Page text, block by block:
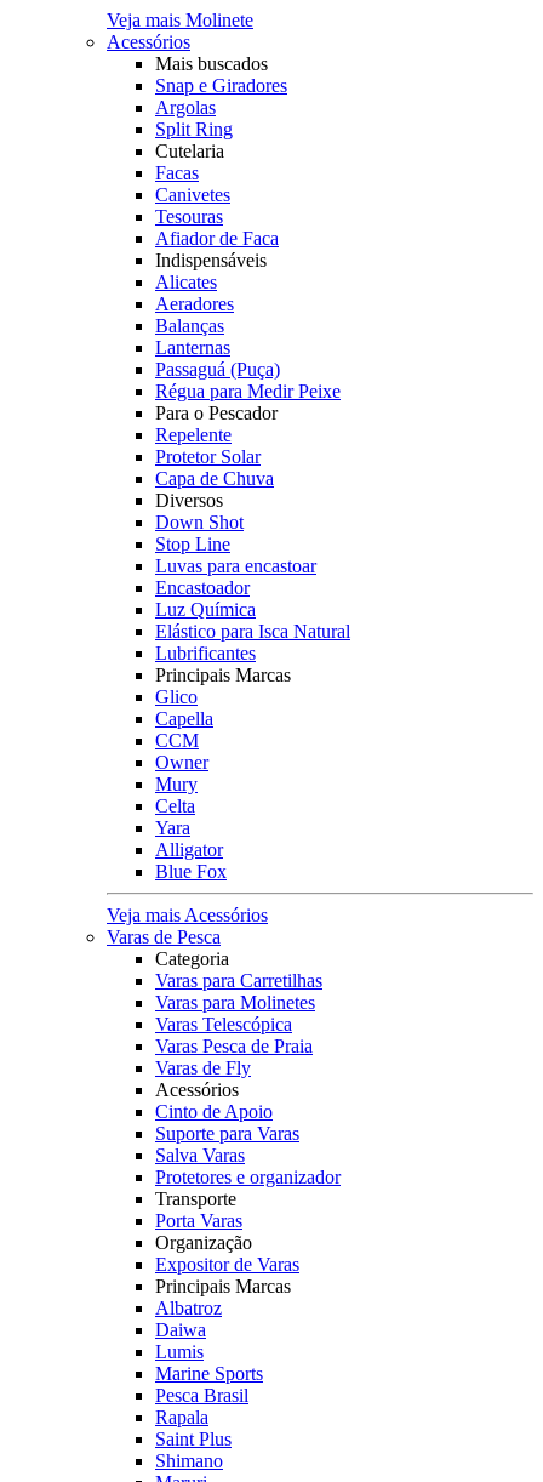
Veja mais Molinete
Acessórios
Mais buscados
Snap e Giradores
Argolas
Split Ring
Cutelaria
Facas
Canivetes
Tesouras
Afiador de Faca
Indispensáveis
Alicates
Aeradores
Balanças
Lanternas
Passaguá (Puça)
Régua para Medir Peixe
Para o Pescador
Repelente
Protetor Solar
Capa de Chuva
Diversos
Down Shot
Stop Line
Luvas para encastoar
Encastoador
Luz Química
Elástico para Isca Natural
Lubrificantes
Principais Marcas
Glico
Capella
CCM
Owner
Mury
Celta
Yara
Alligator
Blue Fox
Veja mais Acessórios
Varas de Pesca
Categoria
Varas para Carretilhas
Varas para Molinetes
Varas Telescópica
Varas Pesca de Praia
Varas de Fly
Acessórios
Cinto de Apoio
Suporte para Varas
Salva Varas
Protetores e organizador
Transporte
Porta Varas
Organização
Expositor de Varas
Principais Marcas
Albatroz
Daiwa
Lumis
Marine Sports
Pesca Brasil
Rapala
Saint Plus
Shimano